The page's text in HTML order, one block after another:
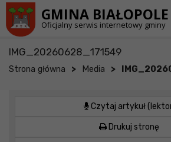
GMINA BIAŁOPOLE
Oficjalny serwis internetowy gminy
IMG_20260628_171549
Strona główna > Media >
Czytaj artykuł
Drukuj stronę